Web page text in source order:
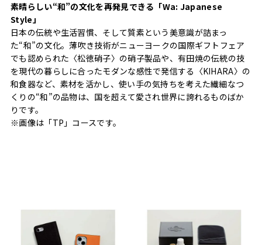
素晴らしい“和”の文化を再発見できる「Wa: Japanese
Style」
日本の伝統や生活習慣、そして質素という美意識が詰まっ
た“和”の文化。薄吹き技術がニューヨークの国際ギフトフェア
でも認められた〈松徳硝子〉の硝子製品や、有田焼の伝統の技
を現代の暮らしに合ったモダンな感性で発信する〈KIHARA〉の
和食器など、素材を活かし、使い手の気持ちを考えた繊細なつ
くりの“和”の品物は、国を超えて愛され世界に誇れるものばか
りです。
※画像は「TP」コースです。